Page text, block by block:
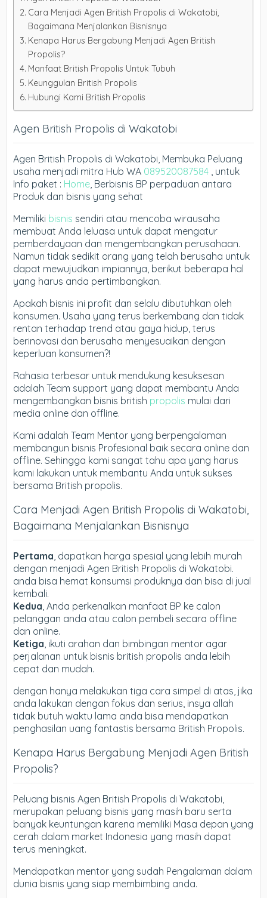
Cara Menjadi Agen British Propolis di Wakatobi,
Bagaimana Menjalankan Bisnisnya
Kenapa Harus Bergabung Menjadi Agen British
Propolis?
Manfaat British Propolis Untuk Tubuh
Keunggulan British Propolis
Hubungi Kami British Propolis
Agen British Propolis di Wakatobi
Agen British Propolis di Wakatobi, Membuka Peluang
usaha menjadi mitra Hub WA 089520087584 , untuk
Info paket : Home, Berbisnis BP perpaduan antara
Produk dan bisnis yang sehat
Memiliki bisnis sendiri atau mencoba wirausaha
membuat Anda leluasa untuk dapat mengatur
pemberdayaan dan mengembangkan perusahaan.
Namun tidak sedikit orang yang telah berusaha untuk
dapat mewujudkan impiannya, berikut beberapa hal
yang harus anda pertimbangkan.
Apakah bisnis ini profit dan selalu dibutuhkan oleh
konsumen. Usaha yang terus berkembang dan tidak
rentan terhadap trend atau gaya hidup, terus
berinovasi dan berusaha menyesuaikan dengan
keperluan konsumen?!
Rahasia terbesar untuk mendukung kesuksesan
adalah Team support yang dapat membantu Anda
mengembangkan bisnis british propolis mulai dari
media online dan offline.
Kami adalah Team Mentor yang berpengalaman
membangun bisnis Profesional baik secara online dan
offline. Sehingga kami sangat tahu apa yang harus
kami lakukan untuk membantu Anda untuk sukses
bersama British propolis.
Cara Menjadi Agen British Propolis di Wakatobi,
Bagaimana Menjalankan Bisnisnya
Pertama, dapatkan harga spesial yang lebih murah
dengan menjadi Agen British Propolis di Wakatobi.
anda bisa hemat konsumsi produknya dan bisa di jual
kembali.
Kedua, Anda perkenalkan manfaat BP ke calon
pelanggan anda atau calon pembeli secara offline
dan online.
Ketiga, ikuti arahan dan bimbingan mentor agar
perjalanan untuk bisnis british propolis anda lebih
cepat dan mudah.
dengan hanya melakukan tiga cara simpel di atas, jika
anda lakukan dengan fokus dan serius, insya allah
tidak butuh waktu lama anda bisa mendapatkan
penghasilan uang fantastis bersama British Propolis.
Kenapa Harus Bergabung Menjadi Agen British
Propolis?
Peluang bisnis Agen British Propolis di Wakatobi,
merupakan peluang bisnis yang masih baru serta
banyak keuntungan karena memiliki Masa depan yang
cerah dalam market Indonesia yang masih dapat
terus meningkat.
Mendapatkan mentor yang sudah Pengalaman dalam
dunia bisnis yang siap membimbing anda.